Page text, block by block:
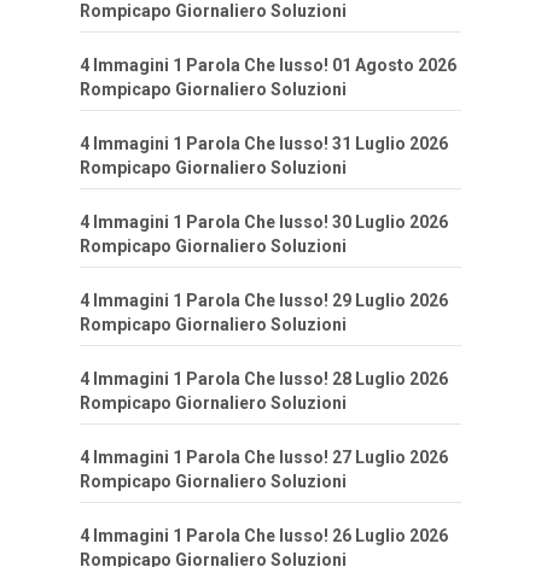
Rompicapo Giornaliero Soluzioni
4 Immagini 1 Parola Che lusso! 01 Agosto 2026
Rompicapo Giornaliero Soluzioni
4 Immagini 1 Parola Che lusso! 31 Luglio 2026
Rompicapo Giornaliero Soluzioni
4 Immagini 1 Parola Che lusso! 30 Luglio 2026
Rompicapo Giornaliero Soluzioni
4 Immagini 1 Parola Che lusso! 29 Luglio 2026
Rompicapo Giornaliero Soluzioni
4 Immagini 1 Parola Che lusso! 28 Luglio 2026
Rompicapo Giornaliero Soluzioni
4 Immagini 1 Parola Che lusso! 27 Luglio 2026
Rompicapo Giornaliero Soluzioni
4 Immagini 1 Parola Che lusso! 26 Luglio 2026
Rompicapo Giornaliero Soluzioni